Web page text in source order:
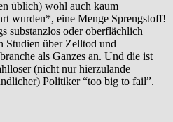
üblich) wohl auch kaum
wurden*, eine Menge Sprengstoff!
substanzlos oder oberflächlich
Studien über Zelltod und
als Ganzes an. Und die ist
(nicht nur hierzulande
Politiker “too big to fail”.